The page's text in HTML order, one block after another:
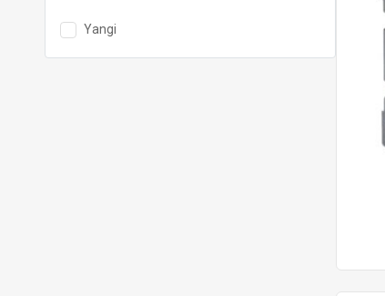
Yangi